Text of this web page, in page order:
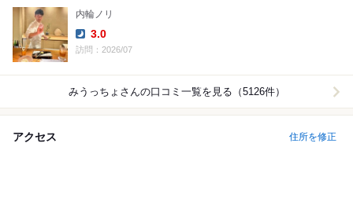
内輪ノリ
Dinner:
3.0
訪問：2026/07
みうっちょ さんの口コミ一覧を見る（5126件）
アクセス 住所を修正